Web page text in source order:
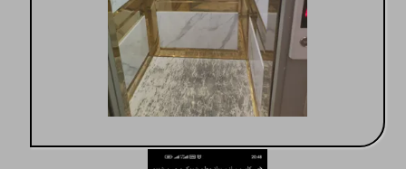
خدمات عالی وپشتیبانی